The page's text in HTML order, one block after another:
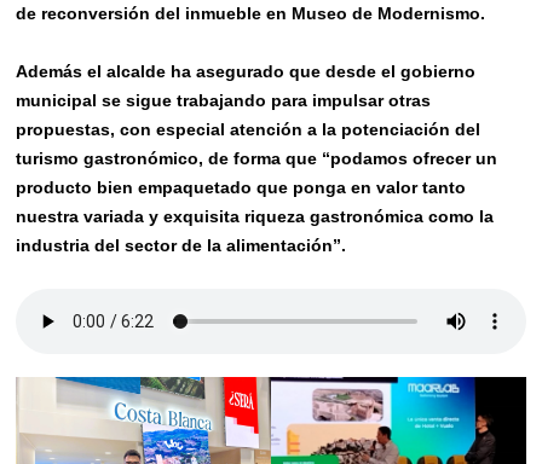
de reconversión del inmueble en Museo de Modernismo.
Ademásel alcalde ha asegurado que desde el gobierno
municipal se sigue trabajando para impulsar otras
propuestas, con especial atención a la potenciación del
turismo gastronómico, de forma que “podamos ofrecer un
producto bien empaquetado que ponga en valor tanto
nuestra variada y exquisita riqueza gastronómica como la
industria del sector de la alimentación”.